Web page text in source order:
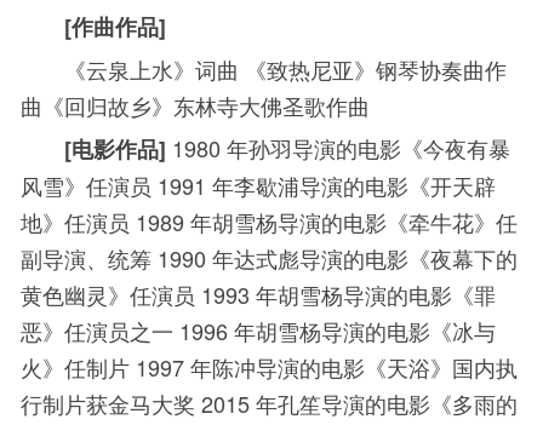
[作曲作品]
《云泉上水》词曲
《致热尼亚》钢琴协奏曲作
曲 《回归故乡》东林寺大佛圣歌作曲
[电影作品] 1980 年孙羽导演的电影《今夜有暴
风雪》任演员 1991 年李歇浦导演的电影《开天辟
地》任演员 1989 年胡雪杨导演的电影《牵牛花》任
副导演、统筹 1990 年达式彪导演的电影《夜幕下的
黄色幽灵》任演员 1993 年胡雪杨导演的电影《罪
恶》任演员之一 1996年胡雪杨导演的电影《冰与
火》任制片 1997年陈冲导演的电影《天浴》国内执
行制片获金马大奖 2015年孔笙导演的电影《多雨的